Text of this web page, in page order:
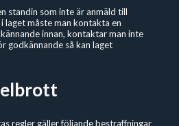
standin som inte är anmäld till
laget måste man kontakta en
innan, kontaktar man inte
godkännande så kan laget
regler gäller följande bestraffningar